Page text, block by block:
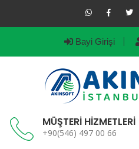
Bayi Girişi
MÜŞTERİ HİZMETLERİ
+90(546) 497 00 66